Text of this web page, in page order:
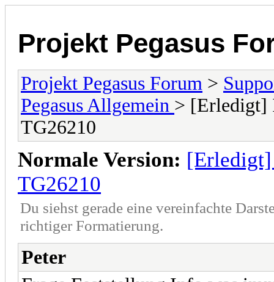
Projekt Pegasus
Projekt Pegasus Forum >
Pegasus Allgemein > [Erledigt]
TG26210
Normale Version:
TG26210
Du siehst gerade eine vereinfachte
richtiger Formatierung.
Peter